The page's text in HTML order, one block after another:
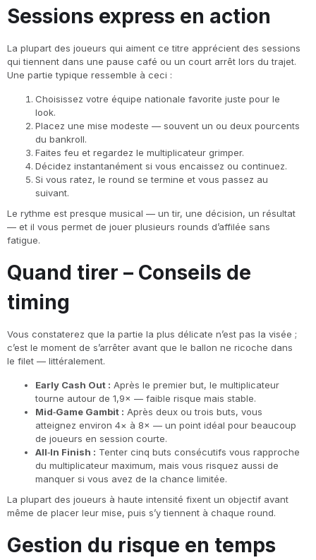
Sessions express en action
La plupart des joueurs qui aiment ce titre apprécient des sessions
qui tiennent dans une pause café ou un court arrêt lors du trajet.
Une partie typique ressemble à ceci :
Choisissez votre équipe nationale favorite juste pour le
look.
Placez une mise modeste — souvent un ou deux pourcents
du bankroll.
Faites feu et regardez le multiplicateur grimper.
Décidez instantanément si vous encaissez ou continuez.
Si vous ratez, le round se termine et vous passez au
suivant.
Le rythme est presque musical — un tir, une décision, un résultat
— et il vous permet de jouer plusieurs rounds d’affilée sans
fatigue.
Quand tirer – Conseils de
timing
Vous constaterez que la partie la plus délicate n’est pas la visée ;
c’est le moment de s’arrêter avant que le ballon ne ricoche dans
le filet — littéralement.
Early Cash Out : Après le premier but, le multiplicateur
tourne autour de 1,9× — faible risque mais stable.
Mid‑Game Gambit : Après deux ou trois buts, vous
atteignez environ 4× à 8× — un point idéal pour beaucoup
de joueurs en session courte.
All‑In Finish : Tenter cinq buts consécutifs vous rapproche
du multiplicateur maximum, mais vous risquez aussi de
manquer si vous avez de la chance limitée.
La plupart des joueurs à haute intensité fixent un objectif avant
même de placer leur mise, puis s’y tiennent à chaque round.
Gestion du risque en temps